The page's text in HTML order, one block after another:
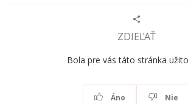
ZDIEĽAŤ
Bola pre vás táto stránka
Áno Nie